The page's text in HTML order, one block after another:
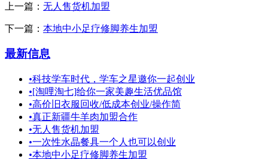
上一篇： 无人售货机加盟
下一篇： 本地中小足疗修脚养生加盟
最新信息
•科技学车时代，学车之星邀你一起创业
•[淘哩淘七]给你一家美趣生活优品馆
•高价旧衣服回收/低成本创业/操作简
•真正新疆牛羊肉加盟合作
•无人售货机加盟
•一次性水晶餐具一个人也可以创业
•本地中小足疗修脚养生加盟